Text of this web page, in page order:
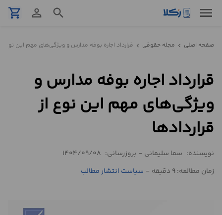
menu
search
person_outline
shopping_cart
نمونه
تنظیم
قرارداد
مشاوره
حقوقی
استعلام
صفحه اصلی chevron_left مجله حقوقی chevron_left قرارداد اجاره بوفه مدارس و ویژگی‌های مهم این نوع از
قرارداد اجاره بوفه مدارس و
ویژگی‌های مهم این نوع از
قراردادها
نویسنده: سما سلیمانی - بروزرسانی: 1404/09/08
زمان مطالعه: 9 دقیقه
- سیاست انتشار مطالب